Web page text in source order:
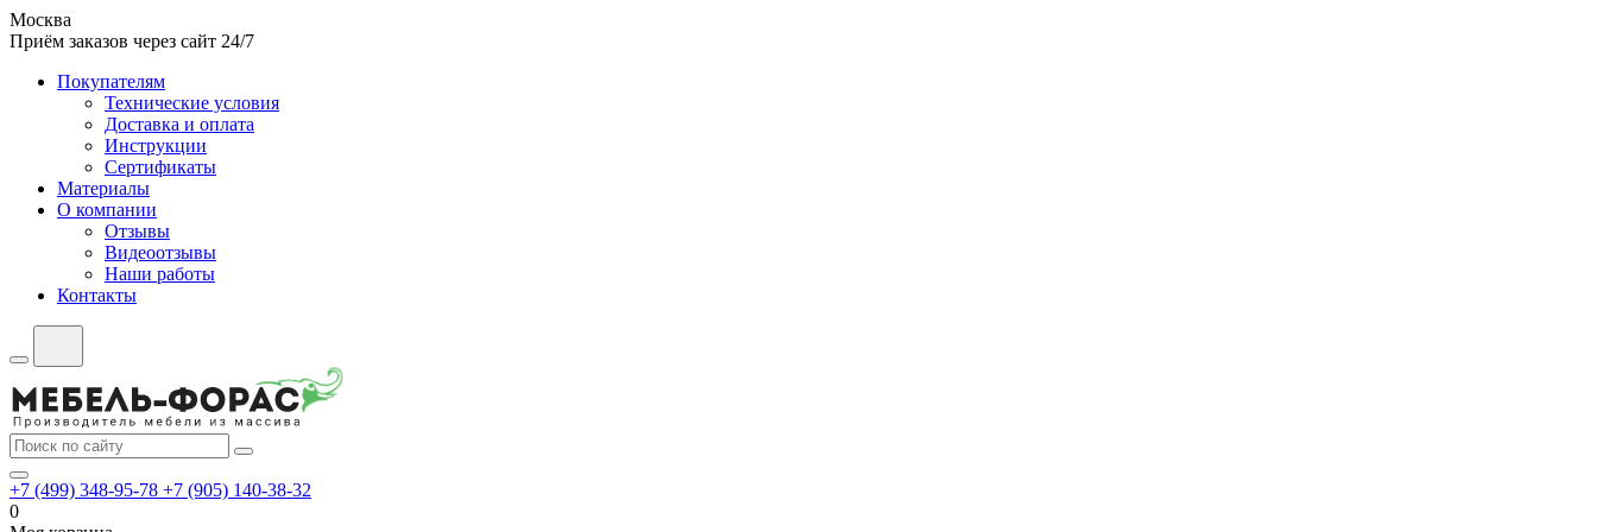
Москва
Приём заказов через сайт 24/7
Покупателям
Технические условия
Доставка и оплата
Инструкции
Сертификаты
Материалы
О компании
Отзывы
Видеоотзывы
Наши работы
Контакты
+7 (499) 348-95-78 +7 (905) 140-38-32
0